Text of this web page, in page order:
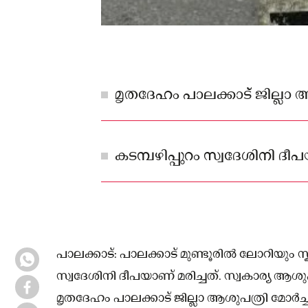
മൃതദേഹം പാലക്കാട് ജില്ലാ
കടമ്പഴിപ്പുറം സ്വദേശിനി
പാലക്കാട്: പാലക്കാട് മുണ്ടൂരിൽ ലോറിയും
സ്വദേശിനി ദീപയാണ് മരിച്ചത്. സ്വകാര്യ
മൃതദേഹം പാലക്കാട് ജില്ലാ ആശുപത്രി